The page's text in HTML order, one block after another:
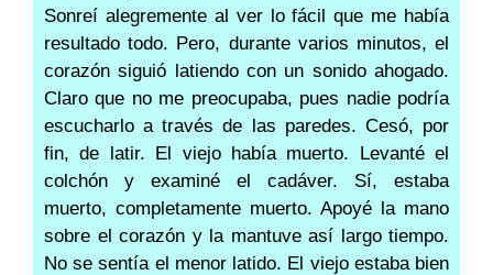
Sonreí alegremente al ver lo fácil que me había
resultado todo. Pero, durante varios minutos, el
corazón siguió latiendo con un sonido ahogado.
Claro que no me preocupaba, pues nadie podría
escucharlo a través de las paredes. Cesó, por
fin, de latir. El viejo había muerto. Levanté el
colchón y examiné el cadáver. Sí, estaba
muerto, completamente muerto. Apoyé la mano
sobre el corazón y la mantuve así largo tiempo.
No se sentía el menor latido. El viejo estaba bien